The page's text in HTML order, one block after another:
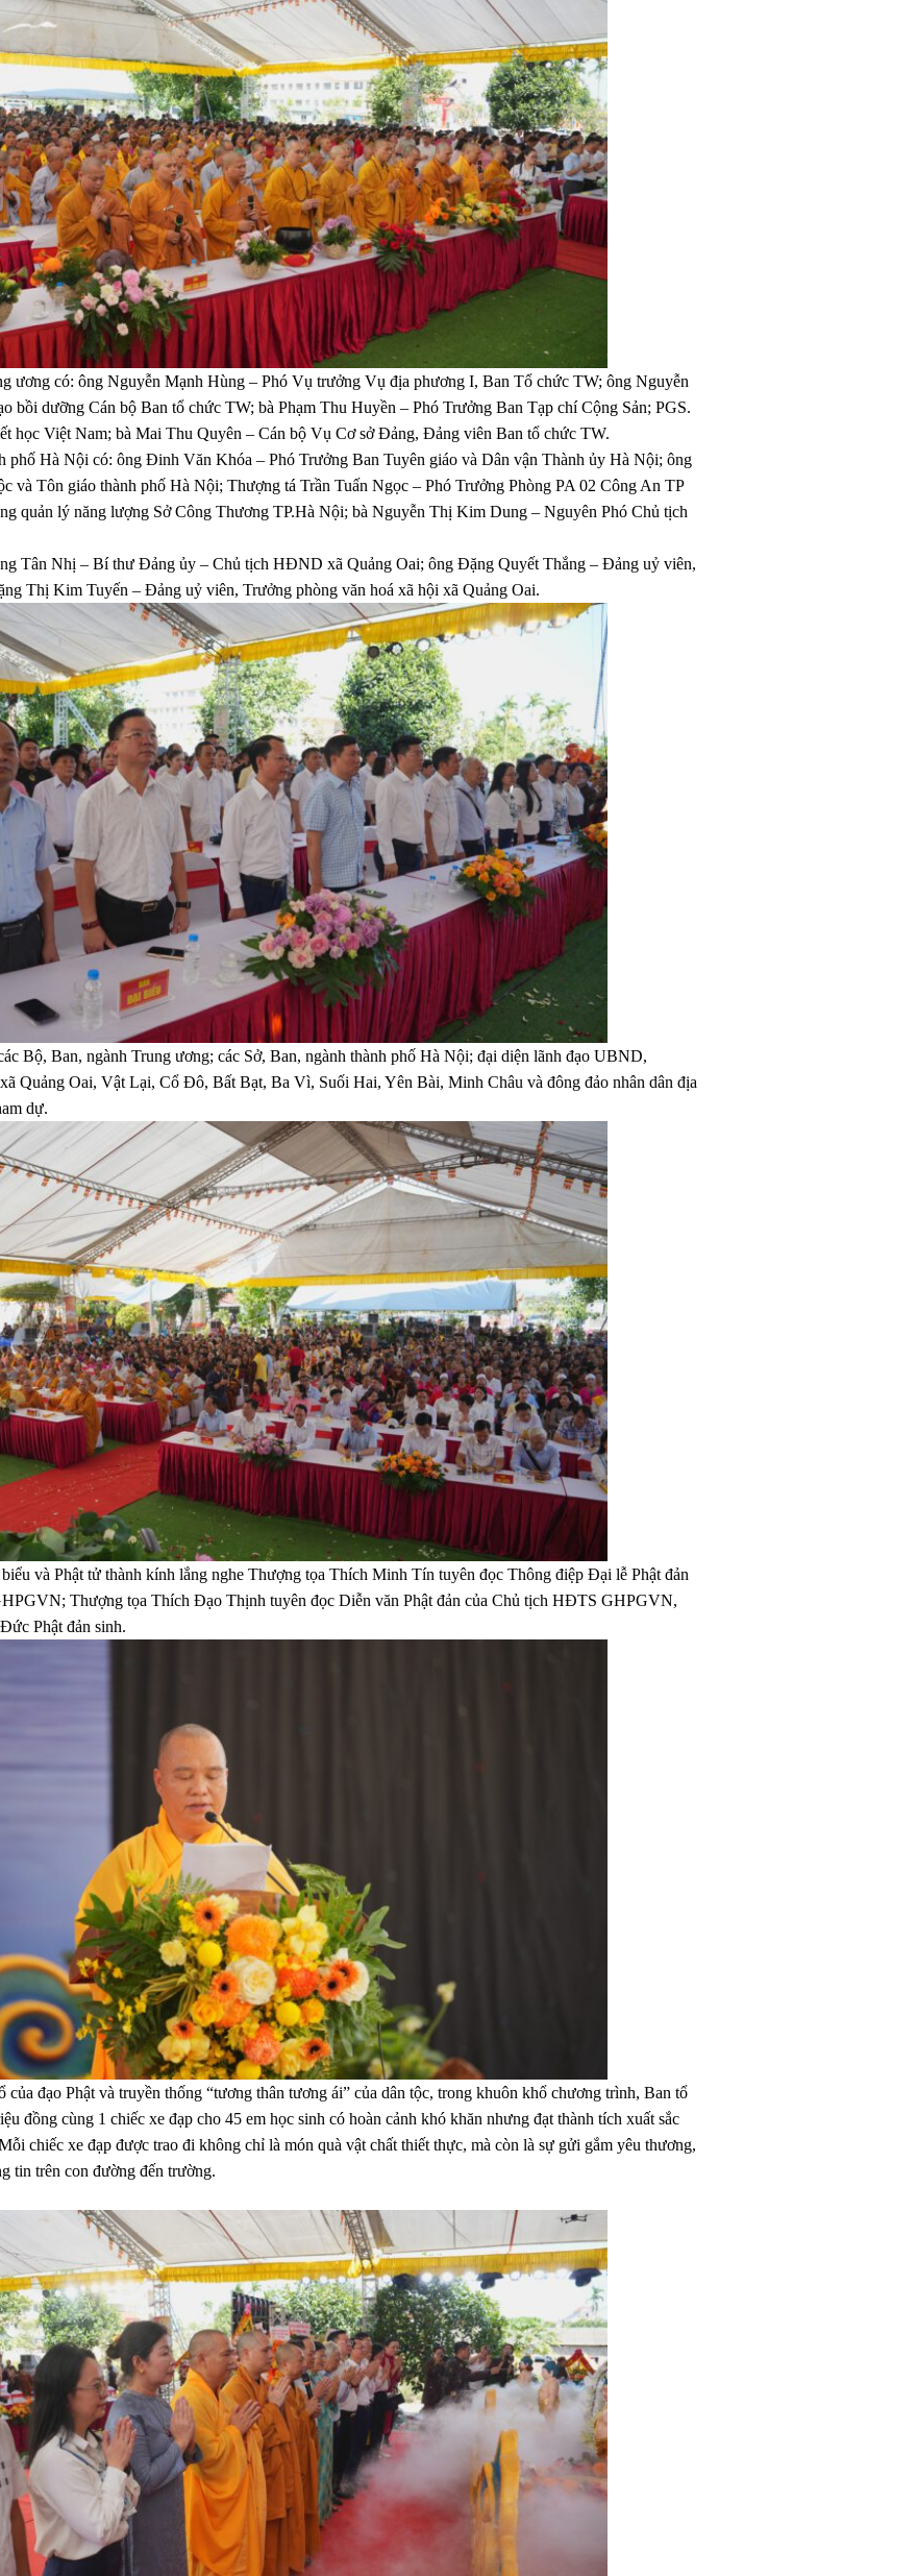
ương có: ông Nguyễn Mạnh Hùng – Phó Vụ trưởng Vụ địa phương I, Ban Tổ chức TW; ông Nguyễn
bồi dưỡng Cán bộ Ban tổ chức TW; bà Phạm Thu Huyền – Phó Trưởng Ban Tạp chí Cộng Sản; PGS.
học Việt Nam; bà Mai Thu Quyên – Cán bộ Vụ Cơ sở Đảng, Đảng viên Ban tổ chức TW.
phố Hà Nội có: ông Đinh Văn Khóa – Phó Trưởng Ban Tuyên giáo và Dân vận Thành ủy Hà Nội; ông
và Tôn giáo thành phố Hà Nội; Thượng tá Trần Tuấn Ngọc – Phó Trưởng Phòng PA 02 Công An TP
quản lý năng lượng Sở Công Thương TP.Hà Nội; bà Nguyễn Thị Kim Dung – Nguyên Phó Chủ tịch
Tân Nhị – Bí thư Đảng ủy – Chủ tịch HĐND xã Quảng Oai; ông Đặng Quyết Thắng – Đảng uỷ viên,
Thị Kim Tuyến – Đảng uỷ viên, Trưởng phòng văn hoá xã hội xã Quảng Oai.
Bộ, Ban, ngành Trung ương; các Sở, Ban, ngành thành phố Hà Nội; đại diện lãnh đạo UBND,
Quảng Oai, Vật Lại, Cổ Đô, Bất Bạt, Ba Vì, Suối Hai, Yên Bài, Minh Châu và đông đảo nhân dân địa
dự.
và Phật tử thành kính lắng nghe Thượng tọa Thích Minh Tín tuyên đọc Thông điệp Đại lễ Phật đản
Thượng tọa Thích Đạo Thịnh tuyên đọc Diễn văn Phật đản của Chủ tịch HĐTS GHPGVN,
Phật đản sinh.
đạo Phật và truyền thống “tương thân tương ái” của dân tộc, trong khuôn khổ chương trình, Ban tổ
đồng cùng 1 chiếc xe đạp cho 45 em học sinh có hoàn cảnh khó khăn nhưng đạt thành tích xuất sắc
chiếc xe đạp được trao đi không chỉ là món quà vật chất thiết thực, mà còn là sự gửi gắm yêu thương,
tin trên con đường đến trường.